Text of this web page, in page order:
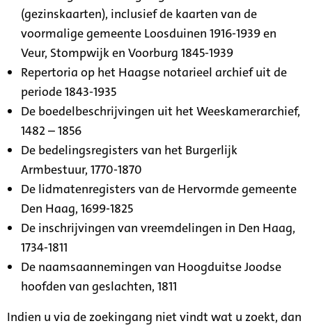
(gezinskaarten), inclusief de kaarten van de
voormalige gemeente Loosduinen 1916-1939 en
Veur, Stompwijk en Voorburg 1845-1939
Repertoria op het Haagse notarieel archief uit de
periode 1843-1935
De boedelbeschrijvingen uit het Weeskamerarchief,
1482 – 1856
De bedelingsregisters van het Burgerlijk
Armbestuur, 1770-1870
De lidmatenregisters van de Hervormde gemeente
Den Haag, 1699-1825
De inschrijvingen van vreemdelingen in Den Haag,
1734-1811
De naamsaannemingen van Hoogduitse Joodse
hoofden van geslachten, 1811
Indien u via de zoekingang niet vindt wat u zoekt, dan